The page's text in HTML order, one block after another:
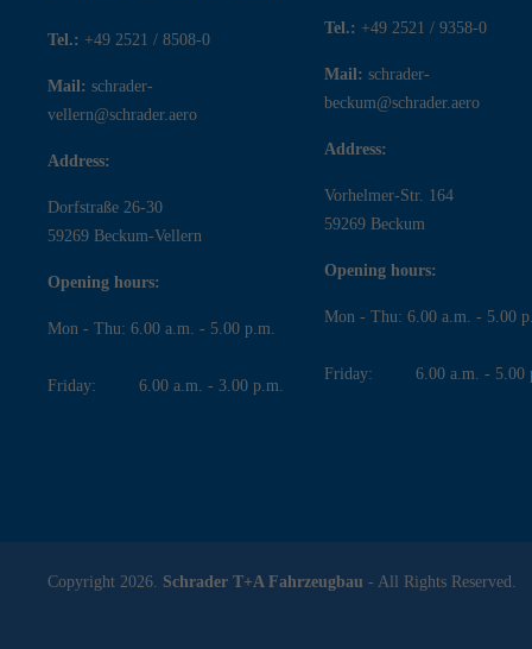
Tel.: +49 2521 / 8508-0
Mail: schrader-
vellern@schrader.aero
Address:
Dorfstraße 26-30
59269 Beckum-Vellern
Opening hours:
Mon - Thu: 6.00 a.m. - 5.00 p.m.
Friday: 6.00 a.m. - 3.00 p.m.
Tel.: +49 2521 / 9358-0
Mail: schrader-
beckum@schrader.aero
Address:
Vorhelmer-Str. 164
59269 Beckum
Opening hours:
Mon - Thu: 6.00 a.m. - 5.00
Friday: 6.00 a.m. - 5.00
Copyright 2026. Schrader T+A Fahrzeugbau - All Rights Reserved.